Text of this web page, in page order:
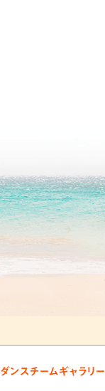
ダンスチームギャラリー